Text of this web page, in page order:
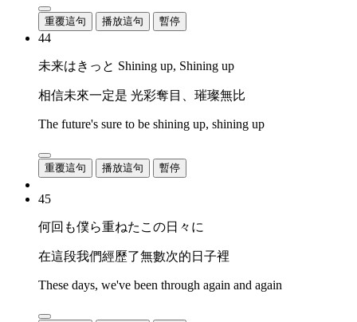
重覆這句 播放這句 暫停
44
未来はきっと Shining up, Shining up
相信未來一定是 光彩奪目、璀璨無比
The future's sure to be shining up, shining up
重覆這句 播放這句 暫停
45
何回も僕ら重ねたこの日々に
在這段我們經歷了無數次的日子裡
These days, we've been through again and again